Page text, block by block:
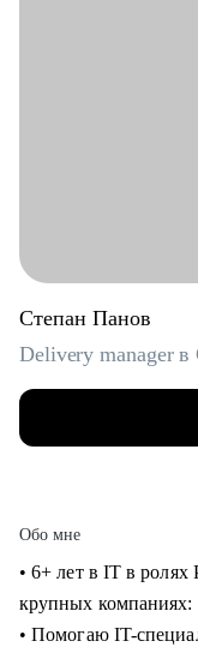
Степан Панов
Delivery manager в
Обо мне
• 6+ лет в IT в ролях
крупных компаниях:
• Помогаю IT-